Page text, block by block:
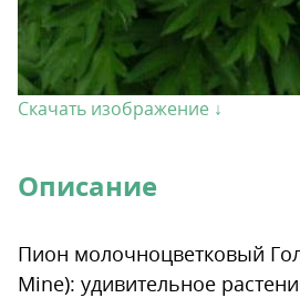
Скачать изображение ↓
Описание
Пион молочноцветковый
Mine): удивительное